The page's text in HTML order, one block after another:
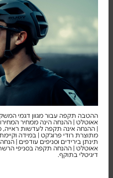
ההטבה תקפה עבור מגוון דגמי
אאוטלט | ההנחה הינה ממחיר
| ההנחה אינה תקפה לעדשות ראייה,
מתוצרת רודי פרוג'קט | במידה
תינתן בירידים וסניפים עודפים |
אאוטלט | ההנחה תקפה בסניפי
דיגיטלי בתוקף.